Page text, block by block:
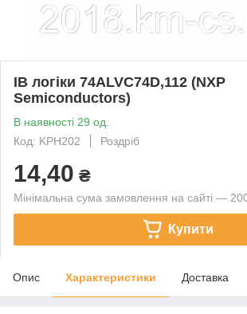
ІВ логіки 74ALVC74D,112 (NXP
Semiconductors)
В наявності 29 од.
Код: KPH202
Роздріб
14,40 ₴
Мінімальна сума замовлення на сайті —
Купити
Опис Характеристики Доставка